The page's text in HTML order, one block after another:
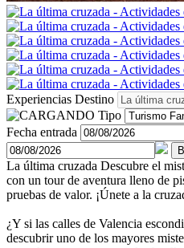
Experiencias Destino
Tipo
Fecha entrada
La última cruzada Descubre el
con un tour de aventura lleno de
pruebas de valor. ¡Únete a la
¿Y si las calles de Valencia
descubrir uno de los mayores